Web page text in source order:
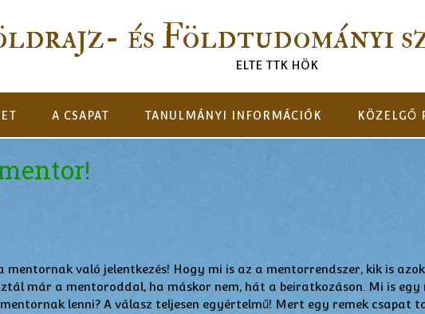
és Földtudományi
ELTE TTK HÖK
A CSAPAT TANULMÁNYI INFORMÁCIÓK KÖZELGŐ
mentornak való jelentkezés! Hogy mi is az a mentorrendszer, kik is
már a mentoroddal, ha máskor nem, hát a beiratkozáson. Mi is egy
lenni? A válasz teljesen egyértelmű! Mert egy remek csapat